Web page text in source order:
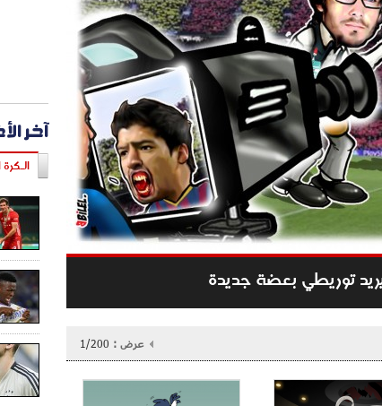
يريد توريطي بعضة جديدة
عرض : 1/200
آخر
الـكرة